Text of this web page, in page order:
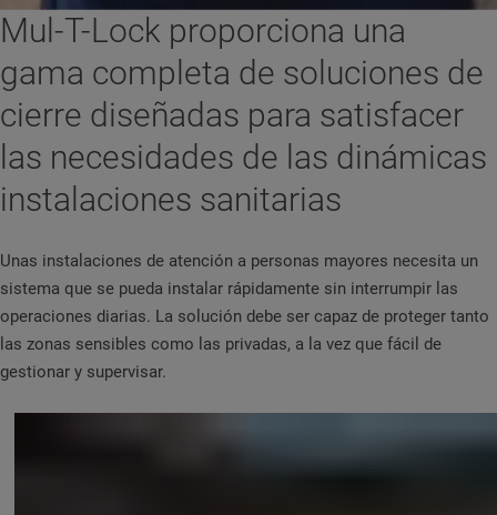
Mul-T-Lock proporciona una
gama completa de soluciones de
cierre diseñadas para satisfacer
las necesidades de las dinámicas
instalaciones sanitarias
Unas instalaciones de atención a personas mayores necesita un
sistema que se pueda instalar rápidamente sin interrumpir las
operaciones diarias. La solución debe ser capaz de proteger tanto
las zonas sensibles como las privadas, a la vez que fácil de
gestionar y supervisar.